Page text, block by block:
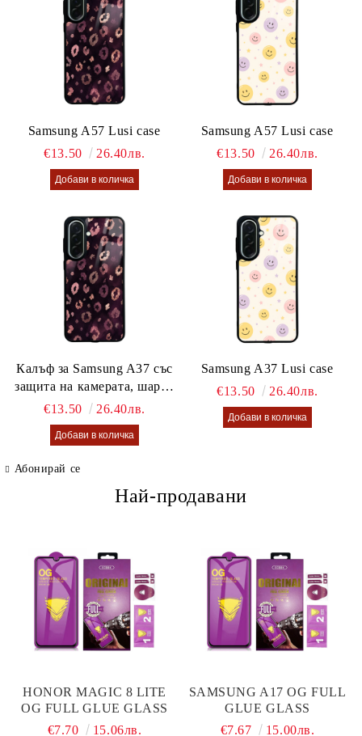
Samsung A57 Lusi case
€13.50
26.40лв.
Samsung A57 Lusi case
€13.50
26.40лв.
Калъф за Samsung A37 със
защита на камерата, шарен
калъф Lusi case
€13.50 26.40лв.
Samsung A37 Lusi case
€13.50
26.40лв.
Абонирай се
Най-продавани
HONOR MAGIC 8 LITE
OG FULL GLUE GLASS
€7.70
15.06лв.
SAMSUNG A17 OG FULL
GLUE GLASS
€7.67
15.00лв.